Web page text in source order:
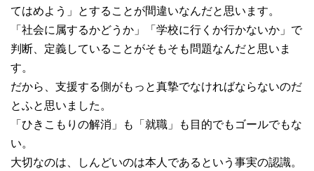
てはめよう」とすることが間違いなんだと思います。
「社会に属するかどうか」「学校に行くか行かないか」で
判断、定義していることがそもそも問題なんだと思いま
す。
だから、支援する側がもっと真摯でなければならないのだ
とふと思いました。
「ひきこもりの解消」も「就職」も目的でもゴールでもな
い。
大切なのは、しんどいのは本人であるという事実の認識。